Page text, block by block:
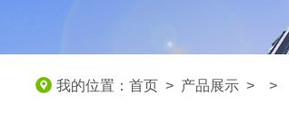
我的位置： 首页 > 产品展示 > >